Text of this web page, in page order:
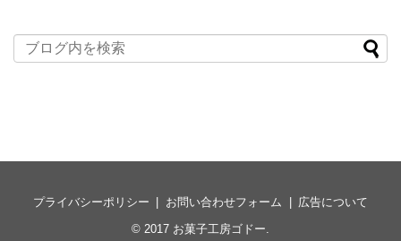
プライバシーポリシー お問い合わせフォーム
広告について
© 2017 お菓子工房ゴドー